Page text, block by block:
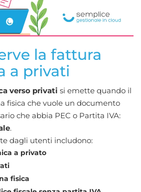
la fattura
a privati
verso privati si emette quando il
fisica che vuole un documento
che abbia PEC o Partita IVA:
.
dagli utenti includono:
a privato
fisica